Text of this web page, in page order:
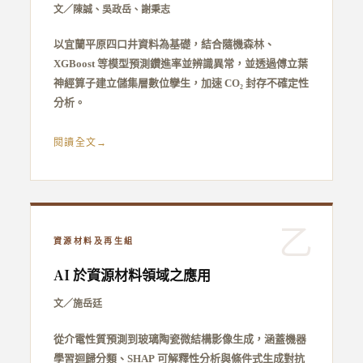
文／陳誠、吳政岳、謝秉志
以宜蘭平原四口井資料為基礎，結合隨機森林、
XGBoost 等模型預測鑽進率並辨識異常，並透過傅立葉
神經算子建立儲集層數位孿生，加速 CO₂ 封存不確定性
分析。
閱讀全文
資源材料及再生組 乙
AI 於資源材料領域之應用
文／施岳廷
從介電性質預測到玻璃陶瓷微結構影像生成，涵蓋機器
學習迴歸分類、SHAP 可解釋性分析與條件式生成對抗